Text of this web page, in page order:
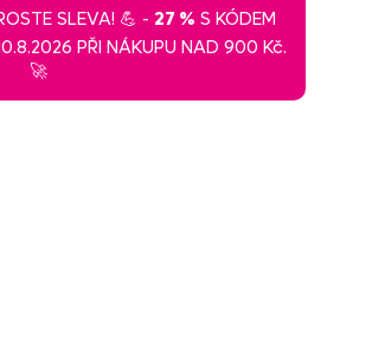
SLEVA! 💪 -27 % S KÓDEM
PŘI NÁKUPU NAD 900 Kč.
🚀